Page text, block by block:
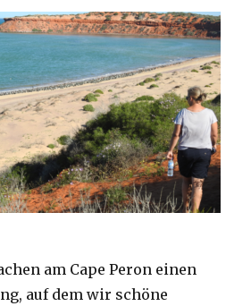
am Cape Peron einen
auf dem wir schöne